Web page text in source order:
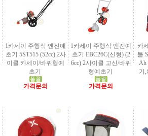
1카세이 주행식 엔진예
초기 5ST515 (52cc) 2사
이클 카세이/바퀴형예
초기
가격문의
1카세이 주행식 엔진예
초기 EBC26C(신형) (2
6cc) 2사이클 고신/바퀴
형예초기
가격문의
카
툴
Ah
기